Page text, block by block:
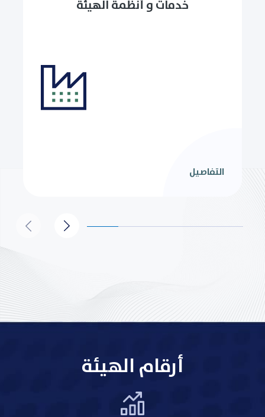
خدمات و أنظمة الهيئة
التفاصيل
أرقام الهيئة